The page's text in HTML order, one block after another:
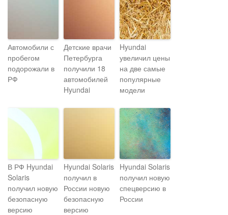
Автомобили с
пробегом
подорожали в
РФ
Детские врачи
Петербурга
получили 18
автомобилей
Hyundai
Hyundai
увеличил цены
на две самые
популярные
модели
В РФ Hyundai
Solaris
получил новую
безопасную
версию
Hyundai Solaris
получил в
России новую
безопасную
версию
Hyundai Solaris
получил новую
спецверсию в
России